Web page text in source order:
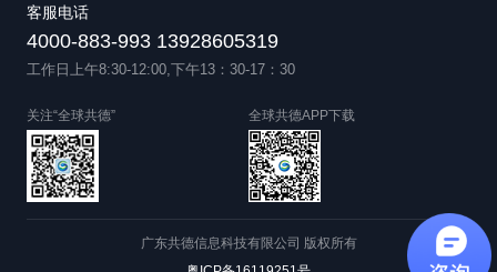
客服电话
4000-883-993 13928605319
工作日上午8:30-12:00,下午13：30-17：30
关注“全球共德” 全球共德APP下载
广东共德信息科技有限公司 版权所有